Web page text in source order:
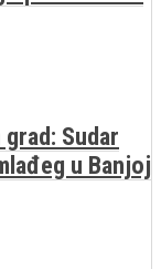
Sudar
u Banjoj